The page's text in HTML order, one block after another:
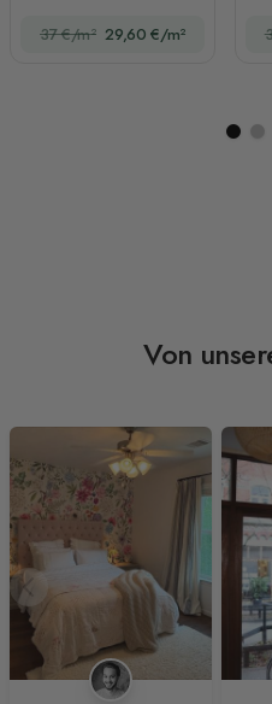
37 €/m² 29,60 €/m²
Von